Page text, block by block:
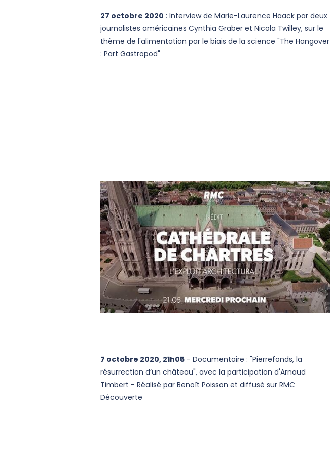
27 octobre 2020 : Interview de Marie-Laurence Haack par deux
journalistes américaines Cynthia Graber et Nicola Twilley, sur le
thème de l'alimentation par le biais de la science "The Hangover
: Part Gastropod"
7 octobre 2020, 21h05 - Documentaire : "Pierrefonds, la
résurrection d’un château", avec la participation d'Arnaud
Timbert - Réalisé par Benoît Poisson et diffusé sur RMC
Découverte